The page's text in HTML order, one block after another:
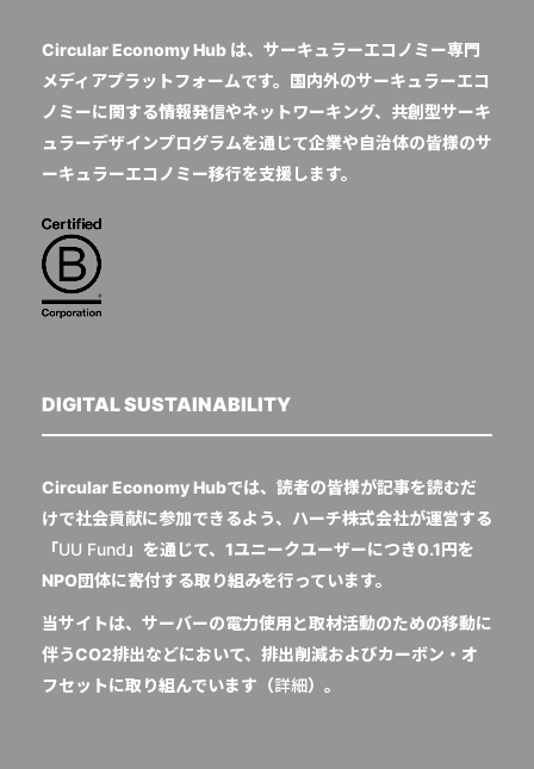
Circular Economy Hub は、サーキュラーエコノミー専門
メディアプラットフォームです。国内外のサーキュラーエコ
ノミーに関する情報発信やネットワーキング、共創型サーキ
ュラーデザインプログラムを通じて企業や自治体の皆様のサ
ーキュラーエコノミー移行を支援します。
DIGITAL SUSTAINABILITY
Circular Economy Hubでは、読者の皆様が記事を読むだ
けで社会貢献に参加できるよう、ハーチ株式会社が運営する
「UU Fund 」を通じて、1ユニークユーザーにつき0.1円を
NPO団体に寄付する取り組みを行っています。
当サイトは、サーバーの電力使用と取材活動のための移動に
伴うCO2排出などにおいて、排出削減およびカーボン・オ
フセットに取り組んでいます（詳細）。